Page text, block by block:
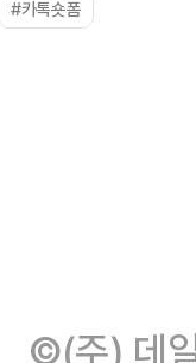
#카톡숏폼
©(주) 데